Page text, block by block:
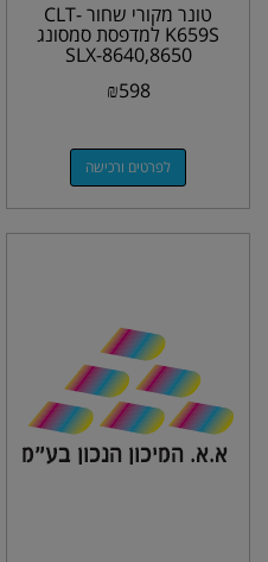
טונר מקורי שחור CLT-
K659S למדפסת סמסונג
SLX-8640,8650
₪598
לפרטים ורכישה